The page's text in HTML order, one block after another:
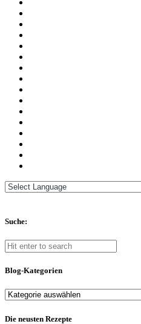
Suche:
Blog-Kategorien
Blog-
Die neusten Rezepte